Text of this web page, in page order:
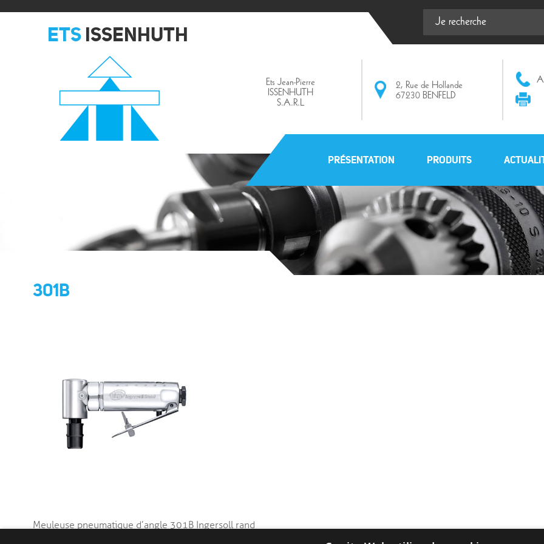
ETS ISSENHUTH
Ets Jean-Pierre
ISSENHUTH
S.A.R.L
2, Rue de Hollande
67230 BENFELD
PRÉSENTATION PRODUITS
301B
Meuleuse pneumatique d’angle 301B Ingersoll rand